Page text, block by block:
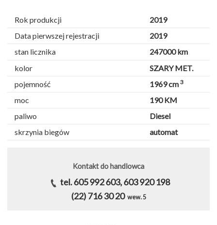
Rok produkcji
2019
Data pierwszej rejestracji
2019
stan licznika
247000 km
kolor
SZARY MET.
pojemność
1969 cm 3
moc
190 KM
paliwo
Diesel
skrzynia biegów
automat
Kontakt do handlowca
tel. 605 992 603, 603 920 198
(22) 716 30 20 wew. 5